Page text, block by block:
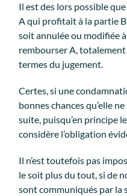
Il est des lors possible
A qui profitait à la partie
soit annulée ou modifiée
rembourser A,
termes du jugement.
Certes, si une
bonnes chances qu’elle
suite, puisqu’en principe
considère l’obligation
Il n’est toutefois pas
le soit plus du tout, si de
sont communiqués par la